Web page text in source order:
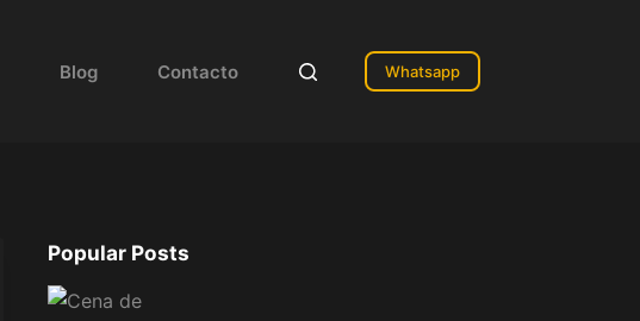
Blog Contacto Whatsapp
Popular Posts